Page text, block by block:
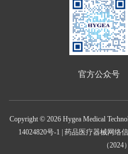
官方公众号
Copyright © 2026 Hygea Medical
14024820号-1 | 药品医疗器械网络
（